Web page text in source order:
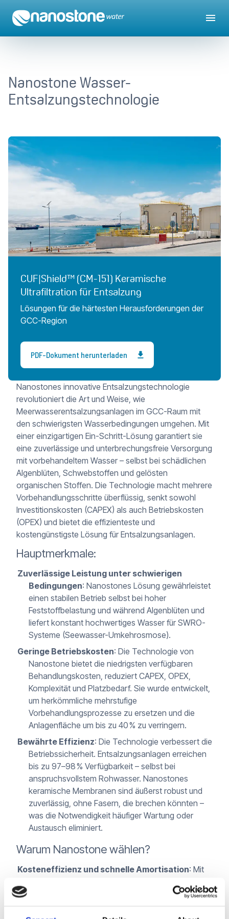
Nanostone Wasser-
Entsalzungstechnologie
CUF|Shield™ (CM-151) Keramische
Ultrafiltration für Entsalzung
Lösungen für die härtesten Herausforderungen der
GCC-Region
PDF-Dokument herunterladen
Nanostones innovative Entsalzungstechnologie
revolutioniert die Art und Weise, wie
Meerwasserentsalzungsanlagen im GCC-Raum mit
den schwierigsten Wasserbedingungen umgehen. Mit
einer einzigartigen Ein-Schritt-Lösung garantiert sie
eine zuverlässige und unterbrechungsfreie Versorgung
mit vorbehandeltem Wasser – selbst bei schädlichen
Algenblüten, Schwebstoffen und gelösten
organischen Stoffen. Die Technologie macht mehrere
Vorbehandlungsschritte überflüssig, senkt sowohl
Investitionskosten (CAPEX) als auch Betriebskosten
(OPEX) und bietet die effizienteste und
kostengünstigste Lösung für Entsalzungsanlagen.
Hauptmerkmale:
Zuverlässige Leistung unter schwierigen
Bedingungen: Nanostones Lösung gewährleistet
einen stabilen Betrieb selbst bei hoher
Feststoffbelastung und während Algenblüten und
liefert konstant hochwertiges Wasser für SWRO-
Systeme (Seewasser-Umkehrosmose).
Geringe Betriebskosten: Die Technologie von
Nanostone bietet die niedrigsten verfügbaren
Behandlungskosten, reduziert CAPEX, OPEX,
Komplexität und Platzbedarf. Sie wurde entwickelt,
um herkömmliche mehrstufige
Vorbehandlungsprozesse zu ersetzen und die
Anlagenfläche um bis zu 40 % zu verringern.
Bewährte Effizienz: Die Technologie verbessert die
Betriebssicherheit. Entsalzungsanlagen erreichen
bis zu 97–98 % Verfügbarkeit – selbst bei
anspruchsvollstem Rohwasser. Nanostones
keramische Membranen sind äußerst robust und
zuverlässig, ohne Fasern, die brechen könnten –
was die Notwendigkeit häufiger Wartung oder
Austausch eliminiert.
Warum Nanostone wählen?
Kosteneffizienz und schnelle Amortisation: Mit
vollständige Kapitalrendite in nur zwei Jahren zu